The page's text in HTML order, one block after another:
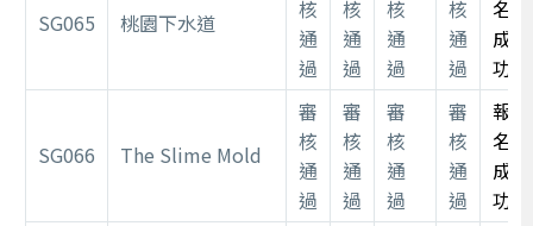
SG065 桃園下水道
核
通
過
核
通
過
核
通
過
核
通
過
名
成
功
SG066 The Slime Mold
審
核
通
過
審
核
通
過
審
核
通
過
審
核
通
過
報
名
成
功